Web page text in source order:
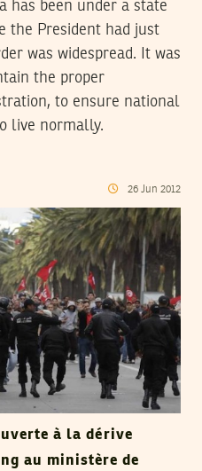
has been under a state
the President had just
was widespread. It was
the proper
to ensure national
live normally.
26 Jun 2012
à la dérive
au ministère de